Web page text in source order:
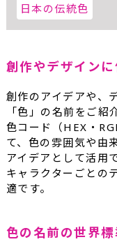
日本の伝統色
創作やデザイン
創作のアイデアや、
「色」の名前をご紹
色コード（HEX・
て、色の雰囲気や由
アイデアとして活用
キャラクターごとの
適です。
色の名前の世界標